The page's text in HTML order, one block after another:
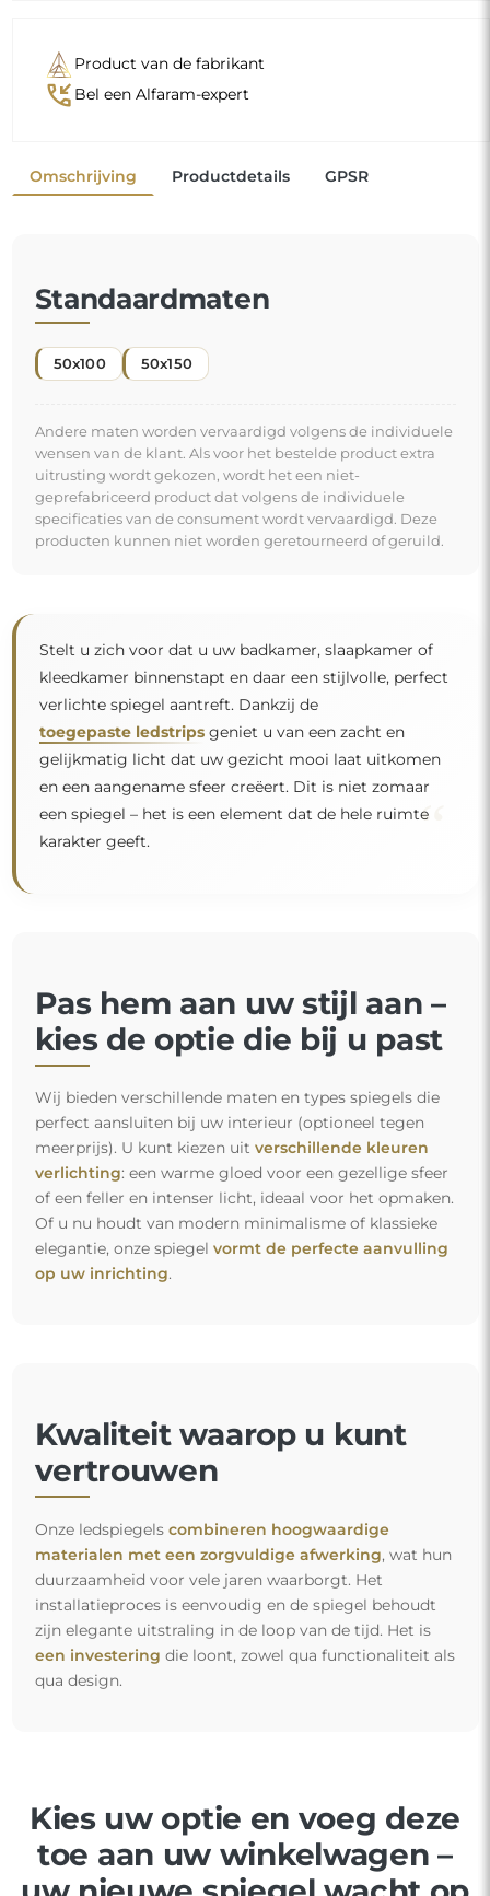
Product van de fabrikant
phone_callback Bel een Alfaram-expert
Omschrijving Productdetails GPSR
Standaardmaten
50x100 50x150
Andere maten worden vervaardigd volgens de individuele
wensen van de klant. Als voor het bestelde product extra
uitrusting wordt gekozen, wordt het een niet-
geprefabriceerd product dat volgens de individuele
specificaties van de consument wordt vervaardigd. Deze
producten kunnen niet worden geretourneerd of geruild.
Stelt u zich voor dat u uw badkamer, slaapkamer of
kleedkamer binnenstapt en daar een stijlvolle, perfect
verlichte spiegel aantreft. Dankzij de
toegepaste ledstripsgeniet u van een zacht en
gelijkmatig licht dat uw gezicht mooi laat uitkomen
en een aangename sfeer creëert. Dit is niet zomaar
een spiegel – het is een element dat de hele ruimte
karakter geeft.
“
Pas hem aan uw stijl aan –
kies de optie die bij u past
Wij bieden verschillende maten en types spiegels die
perfect aansluiten bij uw interieur (optioneel tegen
meerprijs). U kunt kiezen uit verschillende kleuren
verlichting: een warme gloed voor een gezellige sfeer
of een feller en intenser licht, ideaal voor het opmaken.
Of u nu houdt van modern minimalisme of klassieke
elegantie, onze spiegel vormt de perfecte aanvulling
op uw inrichting.
Kwaliteit waarop u kunt
vertrouwen
Onze ledspiegels combineren hoogwaardige
materialen met een zorgvuldige afwerking, wat hun
duurzaamheid voor vele jaren waarborgt. Het
installatieproces is eenvoudig en de spiegel behoudt
zijn elegante uitstraling in de loop van de tijd. Het is
een investering die loont, zowel qua functionaliteit als
qua design.
Kies uw optie en voeg deze
toe aan uw winkelwagen –